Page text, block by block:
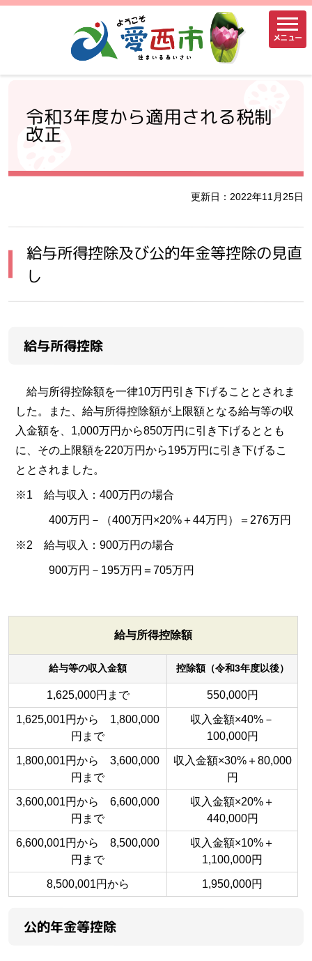
メニュー
令和3年度から適用される税制
改正
更新日：2022年11月25日
給与所得控除及び公的年金等控除の見直
し
給与所得控除
給与所得控除額を一律10万円引き下げることとされま
した。また、給与所得控除額が上限額となる給与等の収
入金額を、1,000万円から850万円に引き下げるととも
に、その上限額を220万円から195万円に引き下げるこ
ととされました。
※1 給与収入：400万円の場合
400万円－（400万円×20%＋44万円）＝276万円
※2 給与収入：900万円の場合
900万円－195万円＝705万円
給与所得控除額
給与等の収入金額 控除額（令和3年度以後）
1,625,000円まで 550,000円
1,625,001円から 1,800,000
円まで
収入金額×40%－
100,000円
1,800,001円から 3,600,000
円まで
収入金額×30%＋80,000
円
3,600,001円から 6,600,000
円まで
収入金額×20%＋
440,000円
6,600,001円から 8,500,000
円まで
収入金額×10%＋
1,100,000円
8,500,001円から 1,950,000円
公的年金等控除